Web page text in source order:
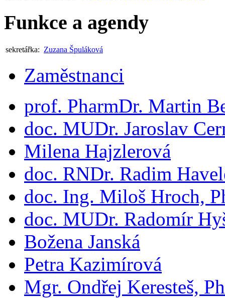
Funkce a agendy
sekretářka: Zuzana Špuláková
Zaměstnanci
prof. PharmDr. Martin
doc. MUDr. Jaroslav
Milena Hajzlerová
doc. RNDr. Radim
doc. Ing. Miloš Hroch,
doc. MUDr. Radomír
Božena Janská
Petra Kazimírová
Mgr. Ondřej Keresteš,